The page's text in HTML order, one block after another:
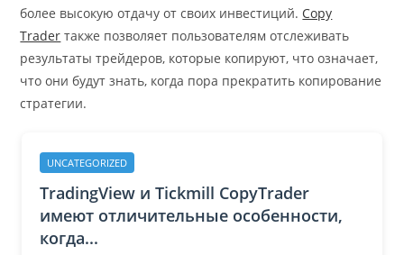
более высокую отдачу от своих инвестиций. Copy
Trader также позволяет пользователям отслеживать
результаты трейдеров, которые копируют, что означает,
что они будут знать, когда пора прекратить копирование
стратегии.
UNCATEGORIZED
TradingView и Tickmill CopyTrader
имеют отличительные особенности,
когда...